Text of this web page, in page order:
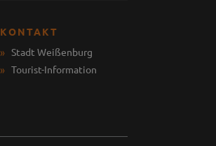
KONTAKT
Stadt Weißenburg
Tourist-Information